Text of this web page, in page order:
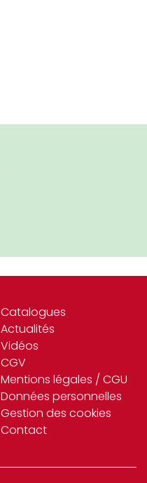
Catalogues
Actualités
Vidéos
CGV
Mentions légales / CGU
Données personnelles
Gestion des cookies
Contact